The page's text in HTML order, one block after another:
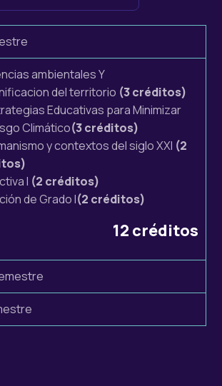
ambientales Y
del territorio (3 créditos)
Educativas paraMinimizar
Climático(3 créditos)
y contextos del siglo XXI (2
I (2 créditos)
de Grado I(2 créditos)
12 créditos